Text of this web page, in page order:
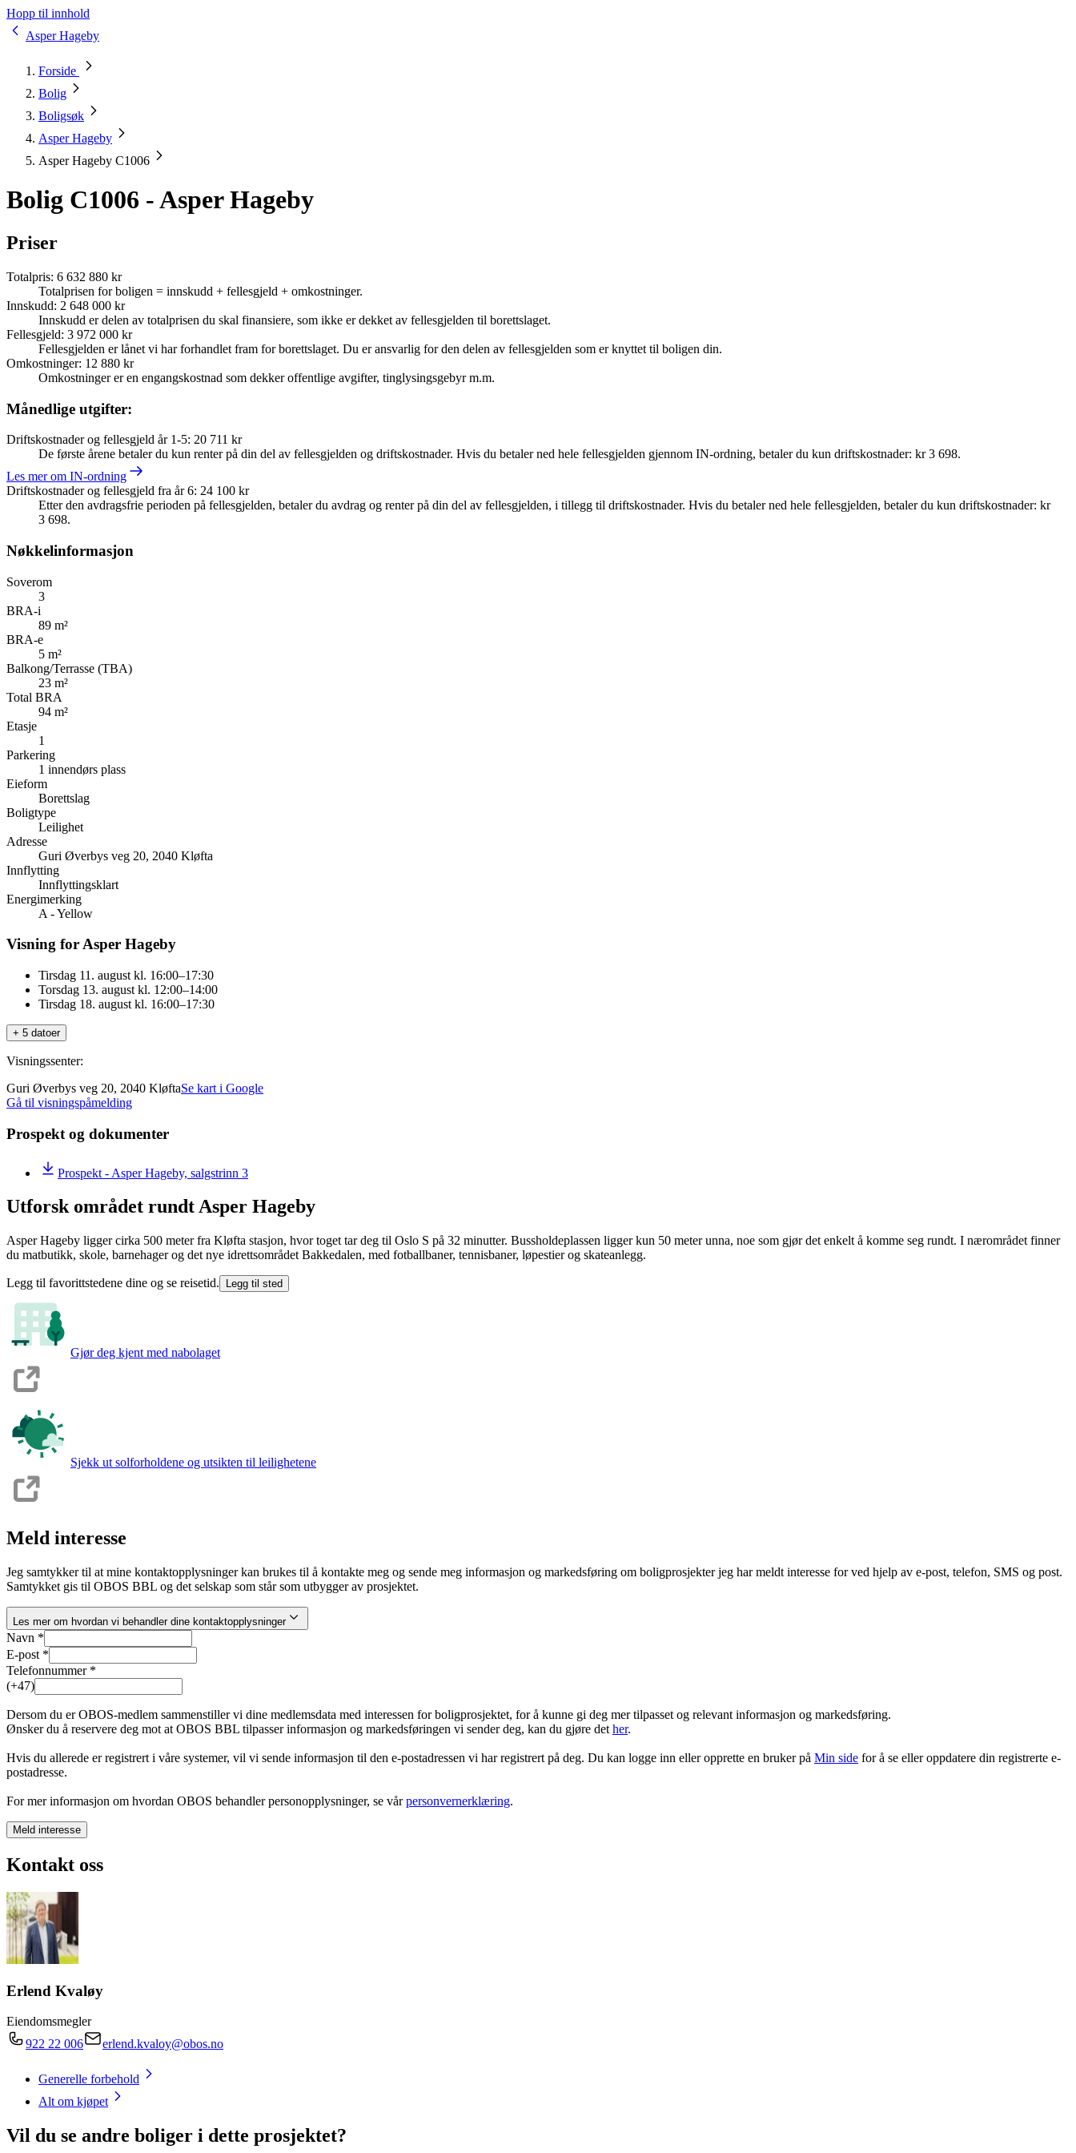
Hopp til innhold
Asper Hageby
Forside
Bolig
Boligsøk
Asper Hageby
Asper Hageby C1006
Bolig C1006 - Asper Hageby
Priser
Totalpris: 6 632 880 kr
Totalprisen for boligen = innskudd + fellesgjeld + omkostninger.
Innskudd: 2 648 000 kr
Innskudd er delen av totalprisen du skal finansiere, som ikke er dekket av fellesgjelden til borettslaget.
Fellesgjeld: 3 972 000 kr
Fellesgjelden er lånet vi har forhandlet fram for borettslaget. Du er ansvarlig for den delen av fellesgjelden som er knyttet til boligen din.
Omkostninger: 12 880 kr
Omkostninger er en engangskostnad som dekker offentlige avgifter, tinglysingsgebyr m.m.
Månedlige utgifter:
Driftskostnader og fellesgjeld år 1-5: 20 711 kr
De første årene betaler du kun renter på din del av fellesgjelden og driftskostnader. Hvis du betaler ned hele fellesgjelden gjennom IN-ordning, betaler du kun driftskostnader: kr 3 698.
Les mer om IN-ordning
Driftskostnader og fellesgjeld fra år 6: 24 100 kr
Etter den avdragsfrie perioden på fellesgjelden, betaler du avdrag og renter på din del av fellesgjelden, i tillegg til driftskostnader. Hvis du betaler ned hele fellesgjelden, betaler du kun driftskostnader: kr
3 698.
Nøkkelinformasjon
Soverom
3
BRA-i
89 m²
BRA-e
5 m²
Balkong/Terrasse (TBA)
23 m²
Total BRA
94 m²
Etasje
1
Parkering
1 innendørs plass
Eieform
Borettslag
Boligtype
Leilighet
Adresse
Guri Øverbys veg 20, 2040 Kløfta
Innflytting
Innflyttingsklart
Energimerking
A - Yellow
Visning for Asper Hageby
Tirsdag 11. august kl. 16:00–17:30
Torsdag 13. august kl. 12:00–14:00
Tirsdag 18. august kl. 16:00–17:30
+ 5 datoer
Visningssenter:
Guri Øverbys veg 20, 2040 KløftaSe kart i Google
Gå til visningspåmelding
Prospekt og dokumenter
Prospekt - Asper Hageby, salgstrinn 3
Utforsk området rundt Asper Hageby
Asper Hageby ligger cirka 500 meter fra Kløfta stasjon, hvor toget tar deg til Oslo S på 32 minutter. Bussholdeplassen ligger kun 50 meter unna, noe som gjør det enkelt å komme seg rundt. I nærområdet finner
du matbutikk, skole, barnehager og det nye idrettsområdet Bakkedalen, med fotballbaner, tennisbaner, løpestier og skateanlegg.
Legg til favorittstedene dine og se reisetid. Legg til sted
Gjør deg kjent med nabolaget
Sjekk ut solforholdene og utsikten til leilighetene
Meld interesse
Jeg samtykker til at mine kontaktopplysninger kan brukes til å kontakte meg og sende meg informasjon og markedsføring om boligprosjekter jeg har meldt interesse for ved hjelp av e-post, telefon, SMS og post.
Samtykket gis til OBOS BBL og det selskap som står som utbygger av prosjektet.
Les mer om hvordan vi behandler dine kontaktopplysninger
Navn *
E-post *
Telefonnummer *
(+47)
Dersom du er OBOS-medlem sammenstiller vi dine medlemsdata med interessen for boligprosjektet, for å kunne gi deg mer tilpasset og relevant informasjon og markedsføring.
Ønsker du å reservere deg mot at OBOS BBL tilpasser informasjon og markedsføringen vi sender deg, kan du gjøre det her.
Hvis du allerede er registrert i våre systemer, vil vi sende informasjon til den e-postadressen vi har registrert på deg. Du kan logge inn eller opprette en bruker på Min side for å se eller oppdatere din registrerte e-
postadresse.
For mer informasjon om hvordan OBOS behandler personopplysninger, se vårpersonvernerklæring.
Meld interesse
Kontakt oss
Erlend Kvaløy
Eiendomsmegler
922 22 006
erlend.kvaloy@obos.no
Generelle forbehold
Alt om kjøpet
Vil du se andre boliger i dette prosjektet?